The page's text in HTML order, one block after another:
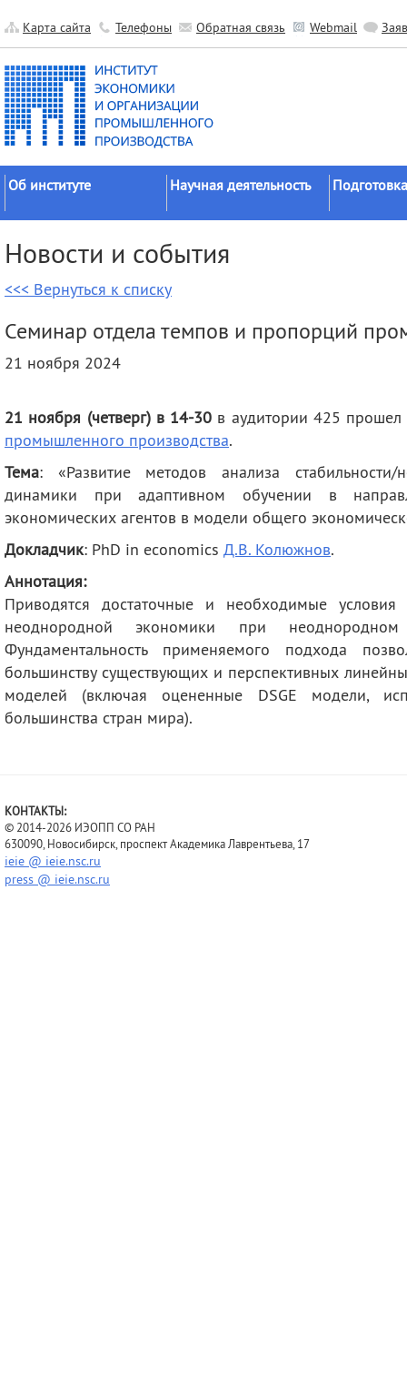
Карта сайта Телефоны Обратная связь Webmail
Об институте
Официальные документы
История
Научные подразделения
Прочие подразделения
деятельность
Контакты
Научная деятельность
исследований
Гранты
Мероприятия
Публикации
советы
Новости и события
<<< Вернуться к списку
Семинар отдела темпов и пропорций
21 ноября 2024
21 ноября (четверг) в 14-30 в аудитории 425
промышленного производства.
Тема: «Развитие методов анализа стабильности/
динамики при адаптивном обучении в
экономических агентов в модели общего
Докладчик: PhD in economics Д.В. Колюжнов.
Аннотация:
Приводятся достаточные и необходимые условия
неоднородной экономики при
Фундаментальность применяемого подхода
большинству существующих и перспективных
моделей (включая оцененные DSGE модели,
большинства стран мира).
КОНТАКТЫ:
© 2014-2026 ИЭОПП СО РАН
630090, Новосибирск, проспект Академика Лаврентьева, 17
ieie @ ieie.nsc.ru
press @ ieie.nsc.ru